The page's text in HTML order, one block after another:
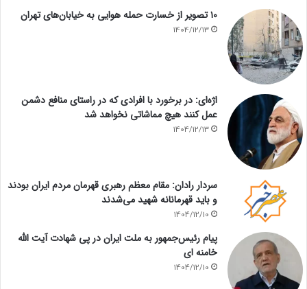
۱۰ تصویر از خسارت حمله هوایی به خیابان‌های تهران
1404/12/13
اژه‌ای: در برخورد با افرادی که در راستای منافع دشمن
عمل کنند هیچ مماشاتی نخواهد شد
1404/12/13
سردار رادان: مقام معظم رهبری قهرمان مردم ایران بودند
و باید قهرمانانه شهید می‌شدند
1404/12/10
پیام رئیس‌جمهور به ملت ایران در پی شهادت آیت الله
خامنه ای
1404/12/10